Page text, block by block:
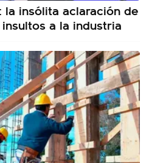
la insólita aclaración de
a la industria